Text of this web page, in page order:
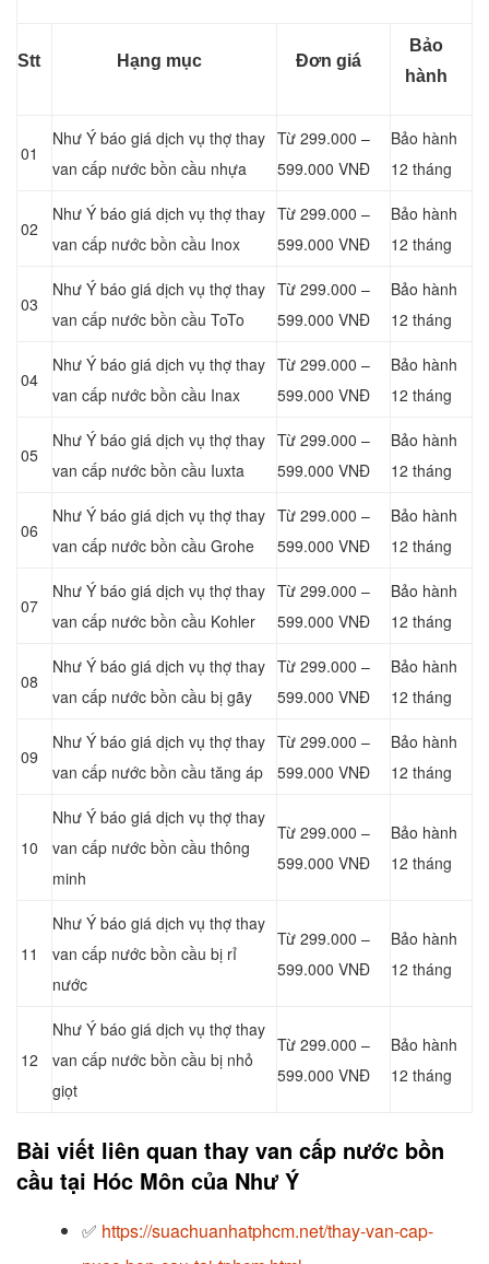
Stt Hạng mục Đơn giá
Bảo
hành
01
Như Ý báo giá dịch vụ thợ thay
van cấp nước bồn cầu nhựa
Từ 299.000 –
599.000 VNĐ
Bảo hành
12 tháng
02
Như Ý báo giá dịch vụ thợ thay
van cấp nước bồn cầu Inox
Từ 299.000 –
599.000 VNĐ
Bảo hành
12 tháng
03
Như Ý báo giá dịch vụ thợ thay
van cấp nước bồn cầu ToTo
Từ 299.000 –
599.000 VNĐ
Bảo hành
12 tháng
04
Như Ý báo giá dịch vụ thợ thay
van cấp nước bồn cầu Inax
Từ 299.000 –
599.000 VNĐ
Bảo hành
12 tháng
05
Như Ý báo giá dịch vụ thợ thay
van cấp nước bồn cầu Iuxta
Từ 299.000 –
599.000 VNĐ
Bảo hành
12 tháng
06
Như Ý báo giá dịch vụ thợ thay
van cấp nước bồn cầu Grohe
Từ 299.000 –
599.000 VNĐ
Bảo hành
12 tháng
07
Như Ý báo giá dịch vụ thợ thay
van cấp nước bồn cầu Kohler
Từ 299.000 –
599.000 VNĐ
Bảo hành
12 tháng
08
Như Ý báo giá dịch vụ thợ thay
van cấp nước bồn cầu bị gãy
Từ 299.000 –
599.000 VNĐ
Bảo hành
12 tháng
09
Như Ý báo giá dịch vụ thợ thay
van cấp nước bồn cầu tăng áp
Từ 299.000 –
599.000 VNĐ
Bảo hành
12 tháng
10
Như Ý báo giá dịch vụ thợ thay
van cấp nước bồn cầu thông
minh
Từ 299.000 –
599.000 VNĐ
Bảo hành
12 tháng
11
Như Ý báo giá dịch vụ thợ thay
van cấp nước bồn cầu bị rỉ
nước
Từ 299.000 –
599.000 VNĐ
Bảo hành
12 tháng
12
Như Ý báo giá dịch vụ thợ thay
van cấp nước bồn cầu bị nhỏ
giọt
Từ 299.000 –
599.000 VNĐ
Bảo hành
12 tháng
Bài viết liên quan thay van cấp nước bồn
cầu tại Hóc Môn của Như Ý
✅ https://suachuanhatphcm.net/thay-van-cap-